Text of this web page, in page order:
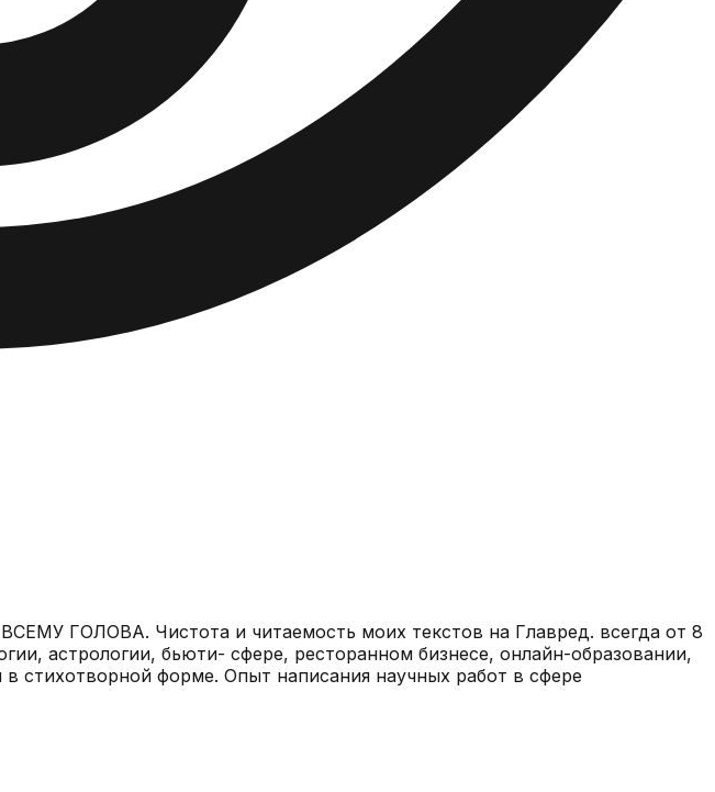
на Главред. всегда от 8
стихотворной форме. Опыт написания научных работ в сфере